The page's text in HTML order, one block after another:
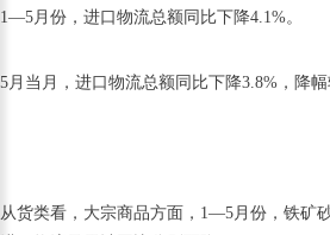
1—5月份，进口物流总额同比下降4.1%。
5月当月，进口物流总额同比下降3.8%，降幅
从货类看，大宗商品方面，1—5月份，铁矿